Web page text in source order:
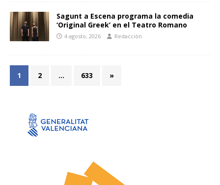
Sagunt a Escena programa la comedia
‘Original Greek’ en el Teatro Romano
4 agosto, 2026 Redacción
1 2 … 633 »